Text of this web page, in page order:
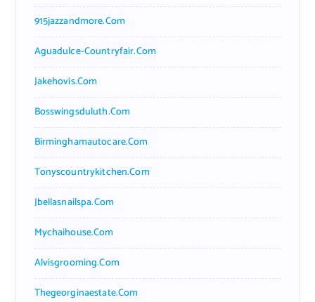
915jazzandmore.com
Aguadulce-Countryfair.com
Jakehovis.com
Bosswingsduluth.com
Birminghamautocare.com
Tonyscountrykitchen.com
Jbellasnailspa.com
Mychaihouse.com
Alvisgrooming.com
Thegeorginaestate.com